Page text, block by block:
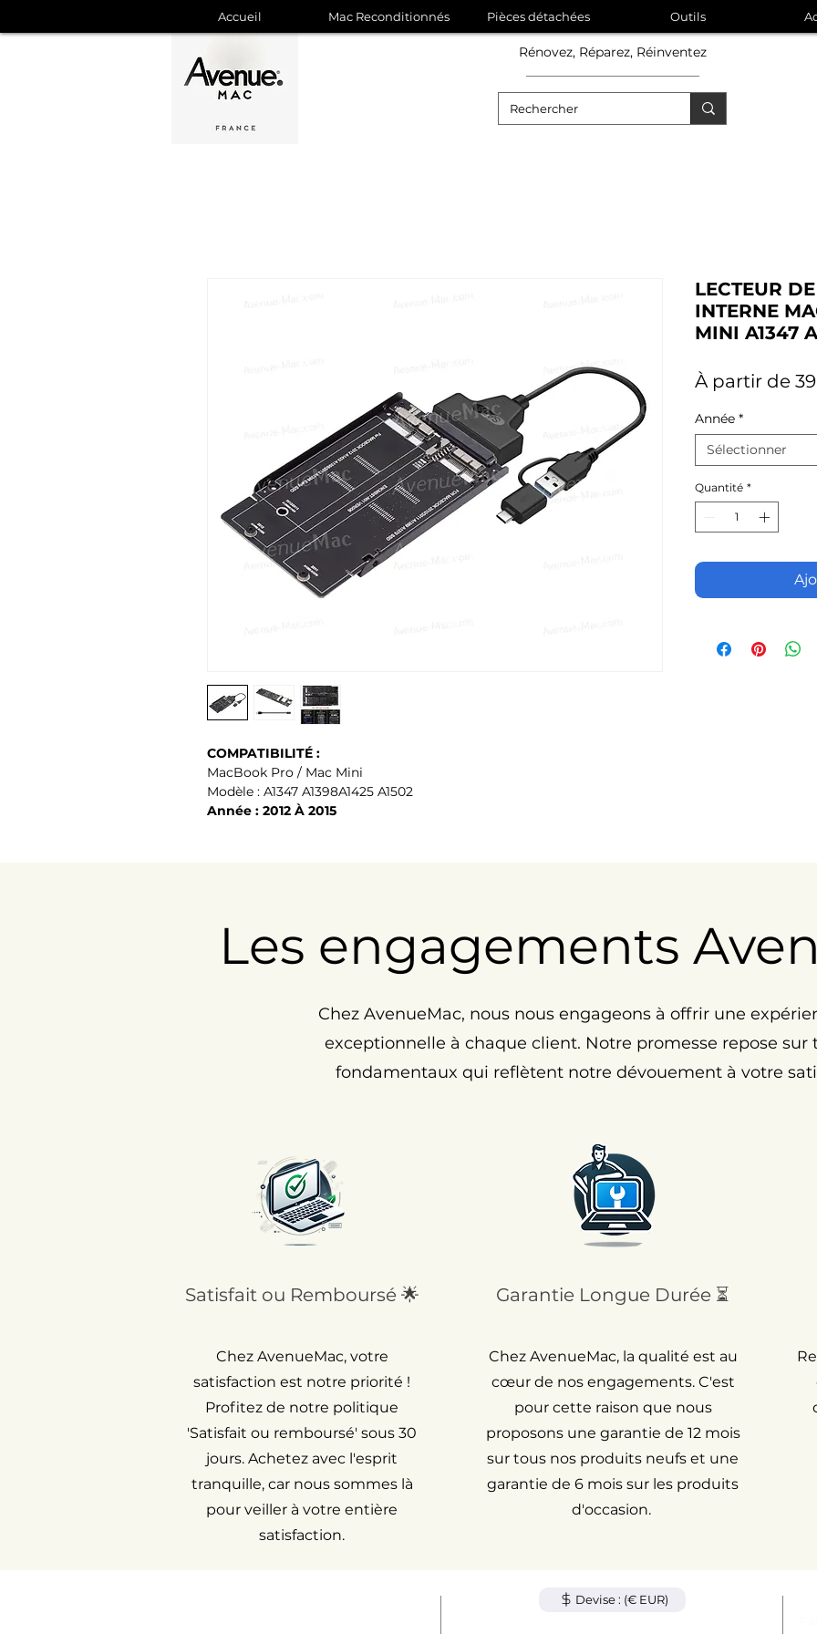
Rénovez, Réparez, Réinventez
Accueil Mac Reconditionnés Pièces détachées Outils
COMPATIBILITÉ :
MacBook Pro / Mac Mini
Modèle : A1347 A1398A1425 A1502
Année : 2012 À 2015
LECTEUR
INTERNE
MINI A1347
À partir de
Année *
Sélectionner
Quantité *
Les engagements
Chez AvenueMac, nous nous engageons à offrir une
exceptionnelle à chaque client. Notre promesse repose sur
fondamentaux qui reflètent notre dévouement à votre
Satisfait ou Remboursé 🌟
Chez AvenueMac, votre
satisfaction est notre priorité !
Profitez de notre politique
'Satisfait ou remboursé' sous 30
jours. Achetez avec l'esprit
tranquille, car nous sommes là
pour veiller à votre entière
satisfaction.
Garantie Longue Durée ⏳
Chez AvenueMac, la qualité est au
cœur de nos engagements. C'est
pour cette raison que nous
proposons une garantie de 12 mois
sur tous nos produits neufs et une
garantie de 6 mois sur les produits
d'occasion.
Devise : (€ EUR)